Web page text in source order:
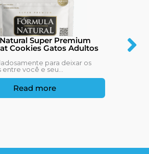
Super Premium
Cookies Gatos Adultos
para deixar os
você e seu...
Read more